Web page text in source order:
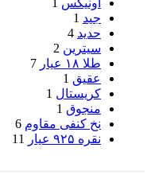
اونیکس 1
جید 1
حدید 4
سیترین 2
طلا ۱۸ عیار
7
عقیق 1
کریستال 1
منجوق 1
نخ کنفی مقاوم 6
نقره ۹۲۵ عیار
11